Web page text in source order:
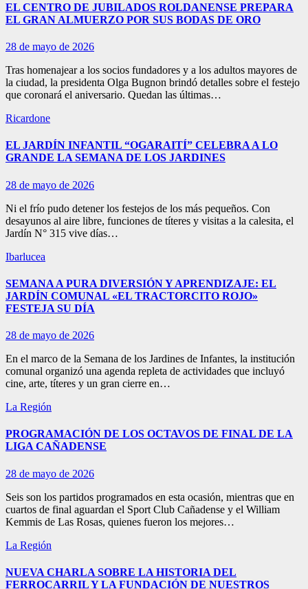
EL CENTRO DE JUBILADOS ROLDANENSE PREPARA
EL GRAN ALMUERZO POR SUS BODAS DE ORO
28 de mayo de 2026
Tras homenajear a los socios fundadores y a los adultos mayores de
la ciudad, la presidenta Olga Bugnon brindó detalles sobre el festejo
que coronará el aniversario. Quedan las últimas…
Ricardone
EL JARDÍN INFANTIL “OGARAITÍ” CELEBRA A LO
GRANDE LA SEMANA DE LOS JARDINES
28 de mayo de 2026
Ni el frío pudo detener los festejos de los más pequeños. Con
desayunos al aire libre, funciones de títeres y visitas a la calesita, el
Jardín N° 315 vive días…
Ibarlucea
SEMANA A PURA DIVERSIÓN Y APRENDIZAJE: EL
JARDÍN COMUNAL «EL TRACTORCITO ROJO»
FESTEJA SU DÍA
28 de mayo de 2026
En el marco de la Semana de los Jardines de Infantes, la institución
comunal organizó una agenda repleta de actividades que incluyó
cine, arte, títeres y un gran cierre en…
La Región
PROGRAMACIÓN DE LOS OCTAVOS DE FINAL DE LA
LIGA CAÑADENSE
28 de mayo de 2026
Seis son los partidos programados en esta ocasión, mientras que en
cuartos de final aguardan el Sport Club Cañadense y el William
Kemmis de Las Rosas, quienes fueron los mejores…
La Región
NUEVA CHARLA SOBRE LA HISTORIA DEL
FERROCARRIL Y LA FUNDACIÓN DE NUESTROS